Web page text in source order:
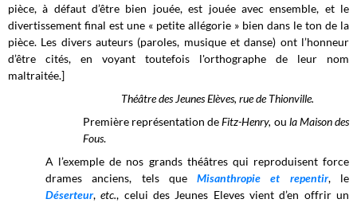
pièce, à défaut d’être bien jouée, est jouée avec ensemble, et le
divertissement final est une « petite allégorie » bien dans le ton de la
pièce. Les divers auteurs (paroles, musique et danse) ont l’honneur
d’être cités, en voyant toutefois l'orthographe de leur nom
maltraitée.]
Théâtre des Jeunes Elèves, rue de Thionville.
Première représentation deFitz-Henry, ou la Maison des
Fous.
A l’exemple de nos grands théâtres qui reproduisent force
drames anciens, tels queMisanthropie et repentir, le
Déserteur,etc., celui des Jeunes Eleves vient d’en offrir un